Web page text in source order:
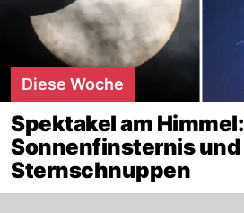
Diese Woche
Spektakel am Himmel:
Sonnenfinsternis und
Sternschnuppen